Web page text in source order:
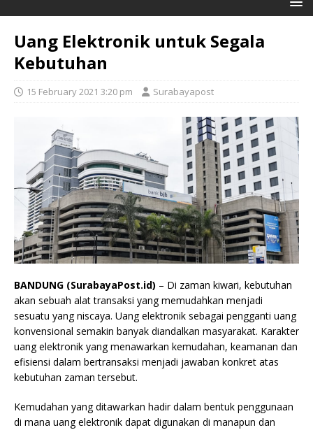
Uang Elektronik untuk Segala
Kebutuhan
15 February 2021 3:20 pm Surabayapost
BANDUNG (SurabayaPost.id) – Di zaman kiwari, kebutuhan
akan sebuah alat transaksi yang memudahkan menjadi
sesuatu yang niscaya. Uang elektronik sebagai pengganti uang
konvensional semakin banyak diandalkan masyarakat. Karakter
uang elektronik yang menawarkan kemudahan, keamanan dan
efisiensi dalam bertransaksi menjadi jawaban konkret atas
kebutuhan zaman tersebut.
Kemudahan yang ditawarkan hadir dalam bentuk penggunaan
di mana uang elektronik dapat digunakan di manapun dan